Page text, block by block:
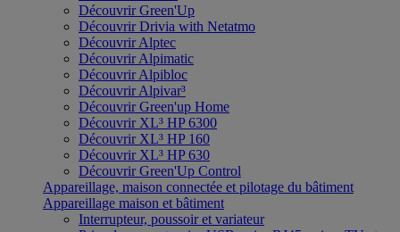
Découvrir Green'Up
Découvrir Drivia with Netatmo
Découvrir Alptec
Découvrir Alpimatic
Découvrir Alpibloc
Découvrir Alpivar³
Découvrir Green'up Home
Découvrir XL³ HP 6300
Découvrir XL³ HP 160
Découvrir XL³ HP 630
Découvrir Green'Up Control
Appareillage, maison connectée et pilotage du bâtiment
Appareillage maison et bâtiment
Interrupteur, poussoir et variateur